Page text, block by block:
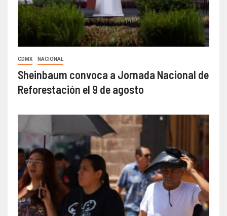
CDMX NACIONAL
Sheinbaum convoca a Jornada Nacional de
Reforestación el 9 de agosto